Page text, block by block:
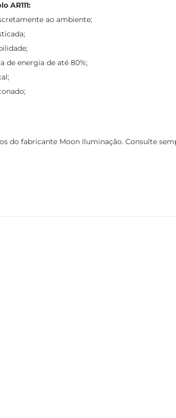
AR111:
ao ambiente;
de energia de até 80%;
do fabricante Moon Iluminação. Consulte